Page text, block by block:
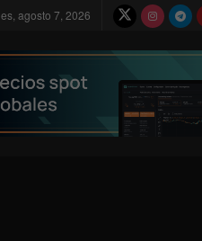
agosto 7, 2026